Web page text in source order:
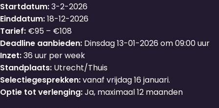
Startdatum:3-2-2026
Einddatum:18-12-2026
Tarief: €95 – €108
Deadline aanbieden: Dinsdag 13-01-2026 om 09:00 uur
Inzet:36 uur per week
Standplaats: Utrecht/Thuis
Selectiegesprekken:vanaf vrijdag 16 januari.
Optie tot verlenging:Ja, maximaal 12 maanden